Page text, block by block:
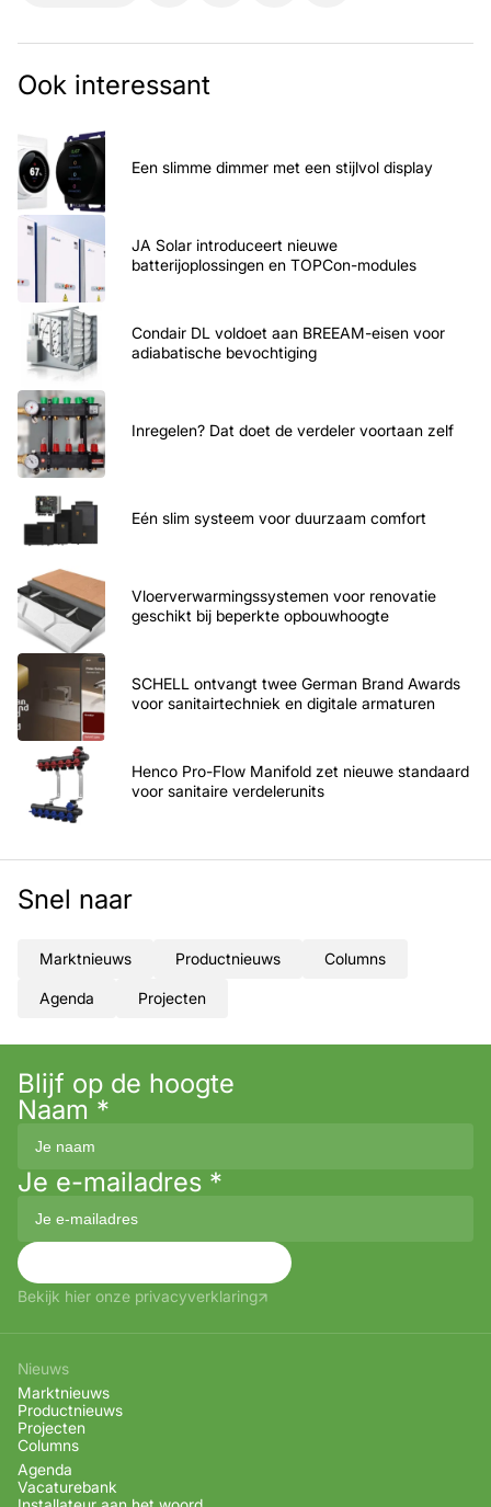
Ook interessant
Een slimme dimmer met een stijlvol display
JA Solar introduceert nieuwe
batterijoplossingen en TOPCon-modules
Condair DL voldoet aan BREEAM-eisen voor
adiabatische bevochtiging
Inregelen? Dat doet de verdeler voortaan zelf
Eén slim systeem voor duurzaam comfort
Vloerverwarmingssystemen voor renovatie
geschikt bij beperkte opbouwhoogte
SCHELL ontvangt twee German Brand Awards
voor sanitairtechniek en digitale armaturen
Henco Pro-Flow Manifold zet nieuwe standaard
voor sanitaire verdelerunits
Snel naar
Marktnieuws Productnieuws Columns
Agenda Projecten
Blijf op de hoogte
Naam *
Je e-mailadres *
Bekijk hier onze privacyverklaring
Nieuws
Marktnieuws
Productnieuws
Projecten
Columns
Agenda
Vacaturebank